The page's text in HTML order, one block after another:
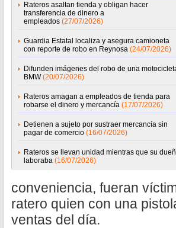
Rateros asaltan tienda y obligan hacer
transferencia de dinero a
empleados (27/07/2026)
Guardia Estatal localiza y asegura camioneta
con reporte de robo en Reynosa (24/07/2026)
Difunden imágenes del robo de una
BMW (20/07/2026)
Rateros amagan a empleados de tienda para
robarse el dinero y mercancía (17/07/2026)
Detienen a sujeto por sustraer mercancía sin
pagar de comercio (16/07/2026)
Rateros se llevan unidad mientras que su
laboraba (16/07/2026)
conveniencia, fueran
ratero quien con una
ventas del día.